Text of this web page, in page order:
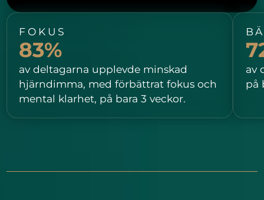
FOKUS
83%
av deltagarna upplevde minskad
hjärndimma, med förbättrat fokus och
mental klarhet, på bara 3 veckor.
av
på